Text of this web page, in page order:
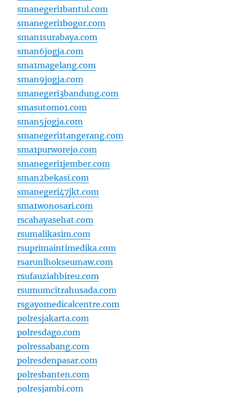
smanegeri1bantul.com
smanegeri1bogor.com
sman1surabaya.com
sman6jogja.com
sma1magelang.com
sman9jogja.com
smanegeri3bandung.com
smasutomo1.com
sman5jogja.com
smanegeri1tangerang.com
sma1purworejo.com
smanegeri1jember.com
sman2bekasi.com
smanegeri47jkt.com
sma1wonosari.com
rscahayasehat.com
rsumalikasim.com
rsuprimaintimedika.com
rsarunlhokseumaw.com
rsufauziahbireu.com
rsumumcitrahusada.com
rsgayomedicalcentre.com
polresjakarta.com
polresdago.com
polressabang.com
polresdenpasar.com
polresbanten.com
polresjambi.com